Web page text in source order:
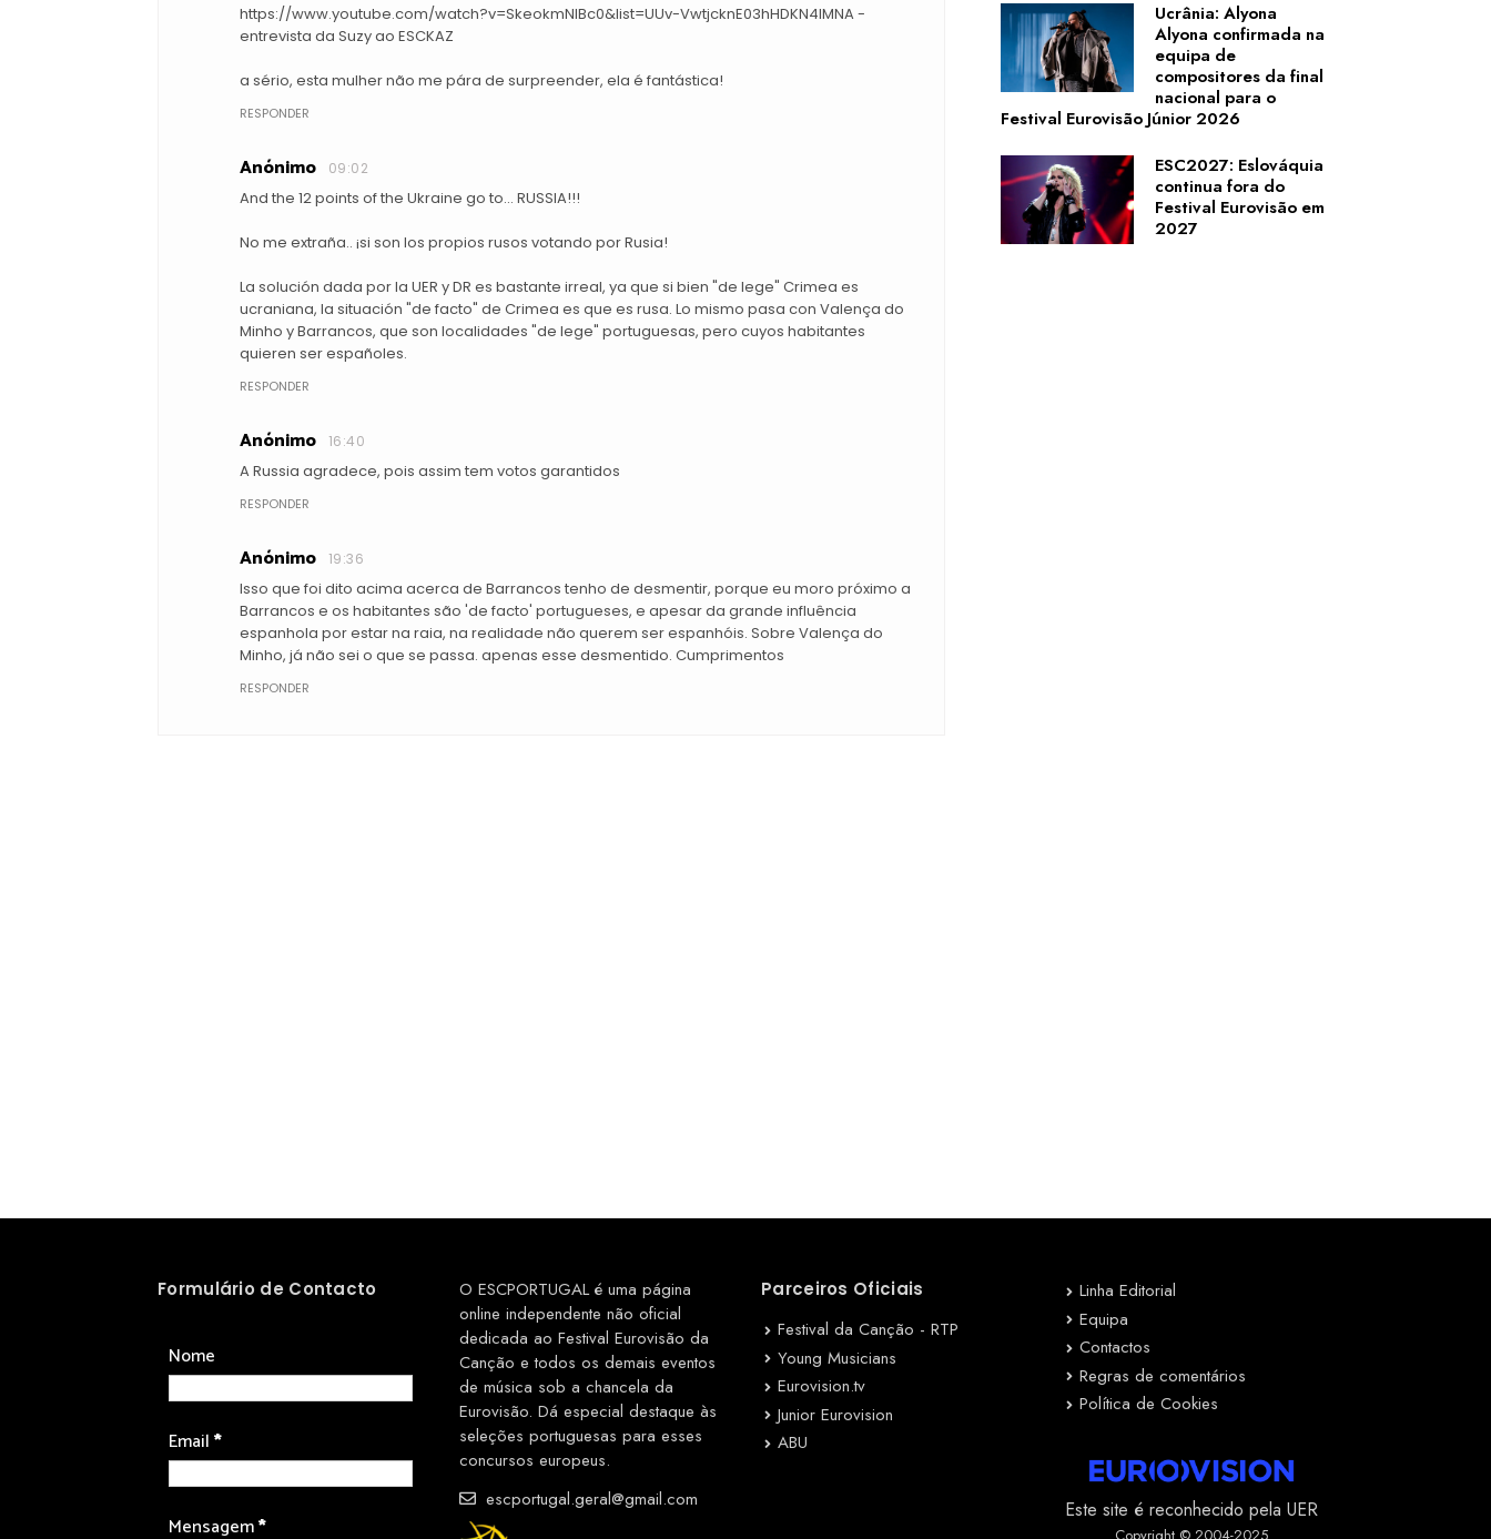
https://www.youtube.com/watch?v=SkeokmNlBc0&list=UUv-VwtjcknE03hHDKN4IMNA -
entrevista da Suzy ao ESCKAZ
a sério, esta mulher não me pára de surpreender, ela é fantástica!
RESPONDER
Anónimo 09:02
And the 12 points of the Ukraine go to... RUSSIA!!!
No me extraña.. ¡si son los propios rusos votando por Rusia!
La solución dada por la UER y DR es bastante irreal, ya que si bien "de lege" Crimea es
ucraniana, la situación "de facto" de Crimea es que es rusa. Lo mismo pasa con Valença do
Minho y Barrancos, que son localidades "de lege" portuguesas, pero cuyos habitantes
quieren ser españoles.
RESPONDER
Anónimo 16:40
A Russia agradece, pois assim tem votos garantidos
RESPONDER
Anónimo 19:36
Isso que foi dito acima acerca de Barrancos tenho de desmentir, porque eu moro próximo a
Barrancos e os habitantes são 'de facto' portugueses, e apesar da grande influência
espanhola por estar na raia, na realidade não querem ser espanhóis. Sobre Valença do
Minho, já não sei o que se passa. apenas esse desmentido. Cumprimentos
RESPONDER
Ucrânia: Alyona
Alyona confirmada na
equipa de
compositores da final
nacional para o
Festival Eurovisão Júnior 2026
ESC2027: Eslováquia
continua fora do
Festival Eurovisão em
2027
Formulário de Contacto
Nome
Email*
Mensagem*
O ESCPORTUGAL é uma página
online independente não oficial
dedicada ao Festival Eurovisão da
Canção e todos os demais eventos
de música sob a chancela da
Eurovisão. Dá especial destaque às
seleções portuguesas para esses
concursos europeus.
escportugal.geral@gmail.com
Parceiros Oficiais
Festival da Canção - RTP
Young Musicians
Eurovision.tv
Junior Eurovision
ABU
Linha Editorial
Equipa
Contactos
Regras de comentários
Política de Cookies
Este site é reconhecido pela UER